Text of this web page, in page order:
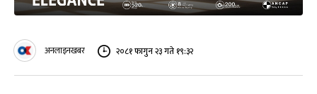
अनलाइनखबर २०८१ फागुन २३ गते १९:३२